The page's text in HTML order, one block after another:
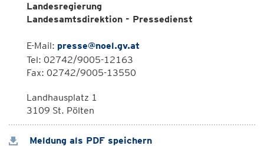
Landesregierung
Landesamtsdirektion - Pressedienst
E-Mail: presse@noel.gv.at
Tel: 02742/9005-12163
Fax: 02742/9005-13550
Landhausplatz 1
3109 St. Pölten
Meldung als PDF speichern